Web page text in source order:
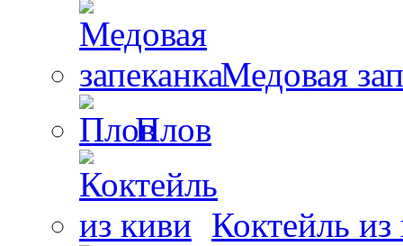
Медовая
Плов
Коктейль из